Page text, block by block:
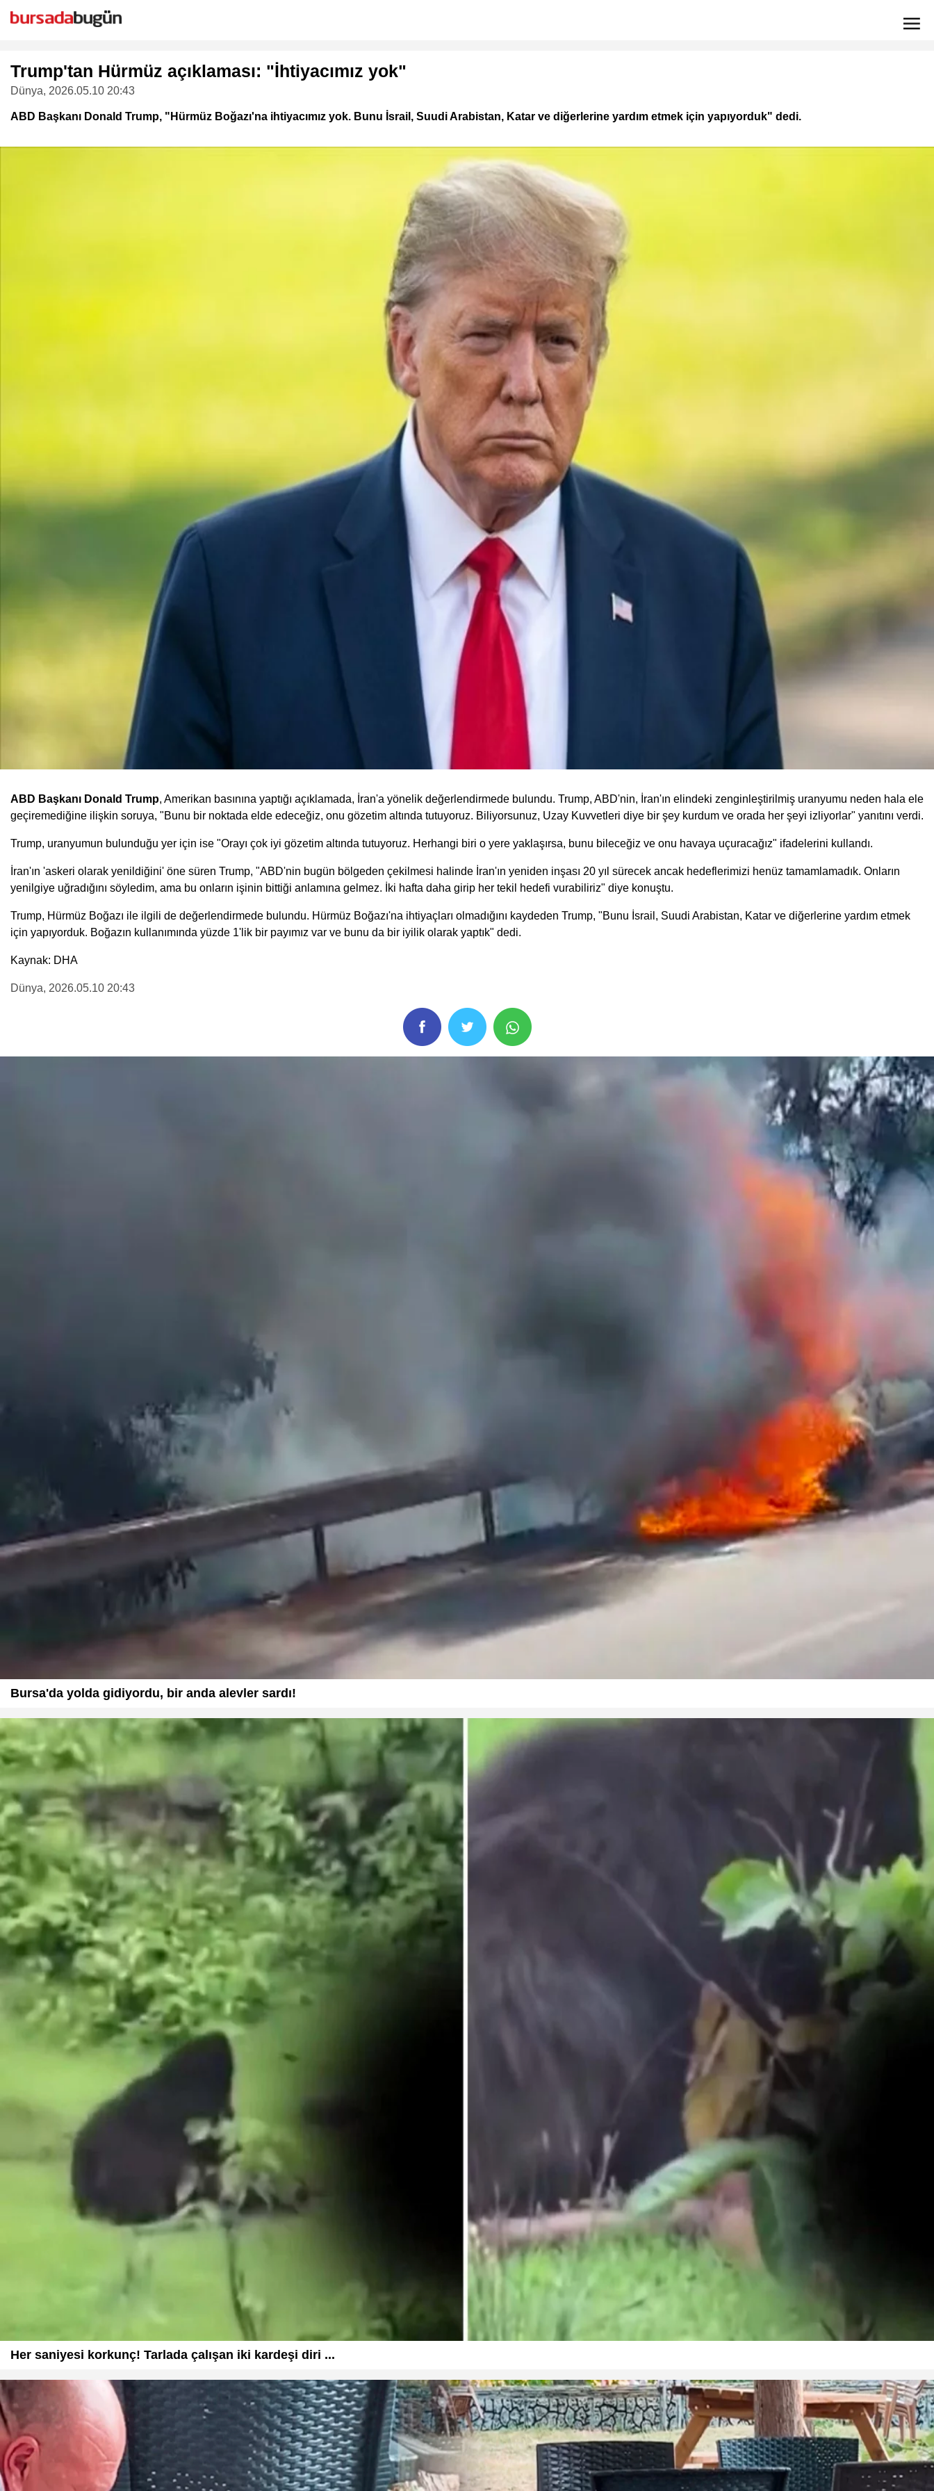
Trump'tan Hürmüz açıklaması: "İhtiyacımız yok"
Dünya, 2026.05.10 20:43
ABD Başkanı Donald Trump, "Hürmüz Boğazı'na ihtiyacımız yok. Bunu İsrail, Suudi Arabistan, Katar ve diğerlerine yardım etmek için yapıyorduk" dedi.
ABD Başkanı Donald Trump, Amerikan basınına yaptığı açıklamada, İran'a yönelik değerlendirmede bulundu. Trump, ABD'nin, İran'ın elindeki zenginleştirilmiş uranyumu neden hala ele
geçiremediğine ilişkin soruya, "Bunu bir noktada elde edeceğiz, onu gözetim altında tutuyoruz. Biliyorsunuz, Uzay Kuvvetleri diye bir şey kurdum ve orada her şeyi izliyorlar" yanıtını verdi.
Trump, uranyumun bulunduğu yer için ise "Orayı çok iyi gözetim altında tutuyoruz. Herhangi biri o yere yaklaşırsa, bunu bileceğiz ve onu havaya uçuracağız" ifadelerini kullandı.
İran'ın 'askeri olarak yenildiğini' öne süren Trump, "ABD'nin bugün bölgeden çekilmesi halinde İran'ın yeniden inşası 20 yıl sürecek ancak hedeflerimizi henüz tamamlamadık. Onların
yenilgiye uğradığını söyledim, ama bu onların işinin bittiği anlamına gelmez. İki hafta daha girip her tekil hedefi vurabiliriz" diye konuştu.
Trump, Hürmüz Boğazı ile ilgili de değerlendirmede bulundu. Hürmüz Boğazı'na ihtiyaçları olmadığını kaydeden Trump, "Bunu İsrail, Suudi Arabistan, Katar ve diğerlerine yardım etmek
için yapıyorduk. Boğazın kullanımında yüzde 1'lik bir payımız var ve bunu da bir iyilik olarak yaptık" dedi.
Kaynak: DHA
Dünya, 2026.05.10 20:43
Bursa'da yolda gidiyordu, bir anda alevler sardı!
Her saniyesi korkunç! Tarlada çalışan iki kardeşi diri ...